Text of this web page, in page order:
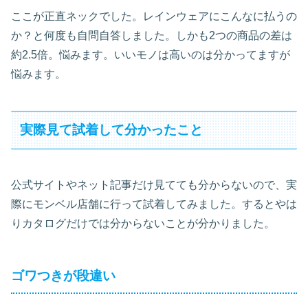
ここが正直ネックでした。レインウェアにこんなに払うの
か？と何度も自問自答しました。しかも2つの商品の差は
約2.5倍。悩みます。いいモノは高いのは分かってますが
悩みます。
実際見て試着して分かったこと
公式サイトやネット記事だけ見てても分からないので、実
際にモンベル店舗に行って試着してみました。するとやは
りカタログだけでは分からないことが分かりました。
ゴワつきが段違い